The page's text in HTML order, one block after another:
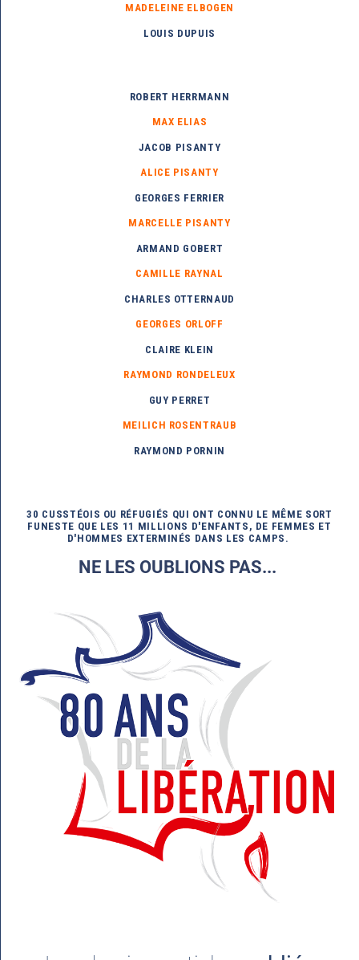
MADELEINE ELBOGEN
LOUIS DUPUIS
ROBERT HERRMANN
MAX ELIAS
JACOB PISANTY
ALICE PISANTY
GEORGES FERRIER
MARCELLE PISANTY
ARMAND GOBERT
CAMILLE RAYNAL
CHARLES OTTERNAUD
GEORGES ORLOFF
CLAIRE KLEIN
RAYMOND RONDELEUX
GUY PERRET
MEILICH ROSENTRAUB
RAYMOND PORNIN
30 CUSSTÉOIS OU RÉFUGIÉS QUI ONT CONNU LE MÊME SORT
FUNESTE QUE LES 11 MILLIONS D'ENFANTS, DE FEMMES ET
D'HOMMES EXTERMINÉS DANS LES CAMPS.
NE LES OUBLIONS PAS...